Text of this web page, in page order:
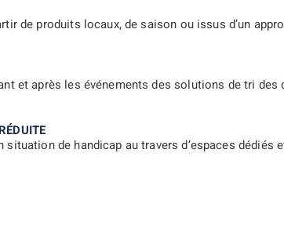
de produits locaux, de saison ou issus d’un
et après les événements des solutions de tri
de handicap au travers d’espaces dédiés